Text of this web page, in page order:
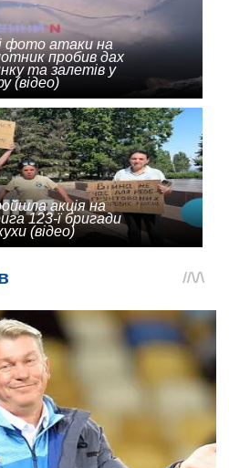
фото атаки на
пробив дах
та залетів у
(відео)
акція на
123-ї бригади
(відео)